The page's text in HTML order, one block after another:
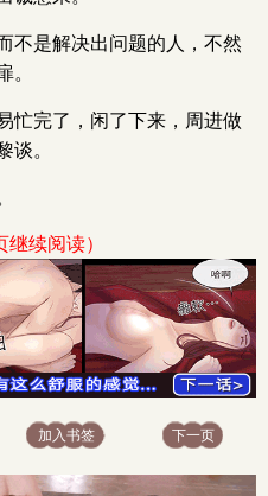
不是解决出问题的人，不然
。
忙完了，闲了下来，周进做
谈。
续阅读）
加入书签 下一页